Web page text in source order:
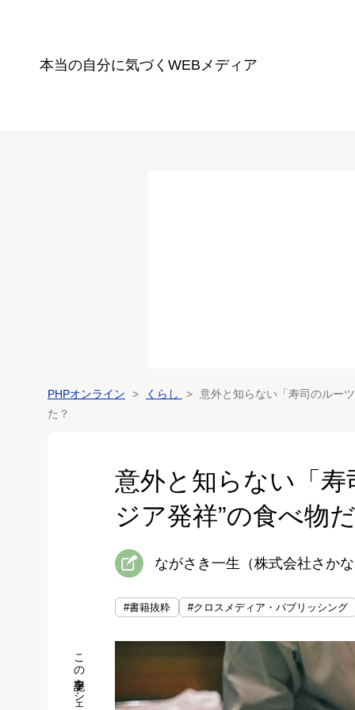
本当の自分に気づく WEBメディア
PHPオンライン くらし
意外と知らない「寿司のルー
た？
意外と知らない「
ジア発祥”の食べ物
ながさき一生（株式会社さか
#書籍抜粋 #クロスメディア・パブリッシング
この記事をシェア